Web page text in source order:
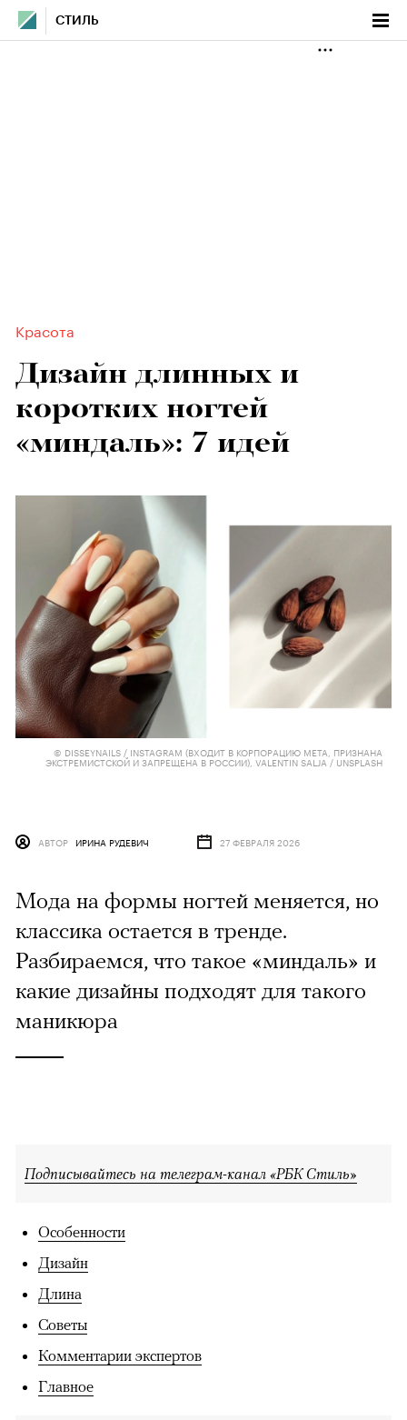
СТИЛЬ
Красота
Дизайн длинных и
коротких ногтей
«миндаль»: 7 идей
© DISSEYNAILS / INSTAGRAM (ВХОДИТ В КОРПОРАЦИЮ META, ПРИЗНАНА
ЭКСТРЕМИСТСКОЙ И ЗАПРЕЩЕНА В РОССИИ), VALENTIN SALJA / UNSPLASH
АВТОР ИРИНА РУДЕВИЧ 27 ФЕВРАЛЯ 2026
Мода на формы ногтей меняется, но
классика остается в тренде.
Разбираемся, что такое «миндаль» и
какие дизайны подходят для такого
маникюра
Подписывайтесь на телеграм-канал «РБК Стиль»
Особенности
Дизайн
Длина
Советы
Комментарии экспертов
Главное